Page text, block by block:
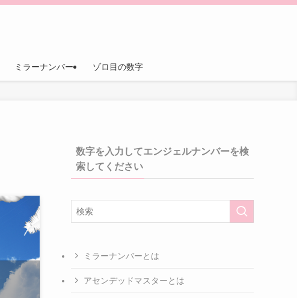
ミラーナンバー ゾロ目の数字
数字を入力してエンジェルナンバーを検
索してください
ミラーナンバーとは
アセンデッドマスターとは